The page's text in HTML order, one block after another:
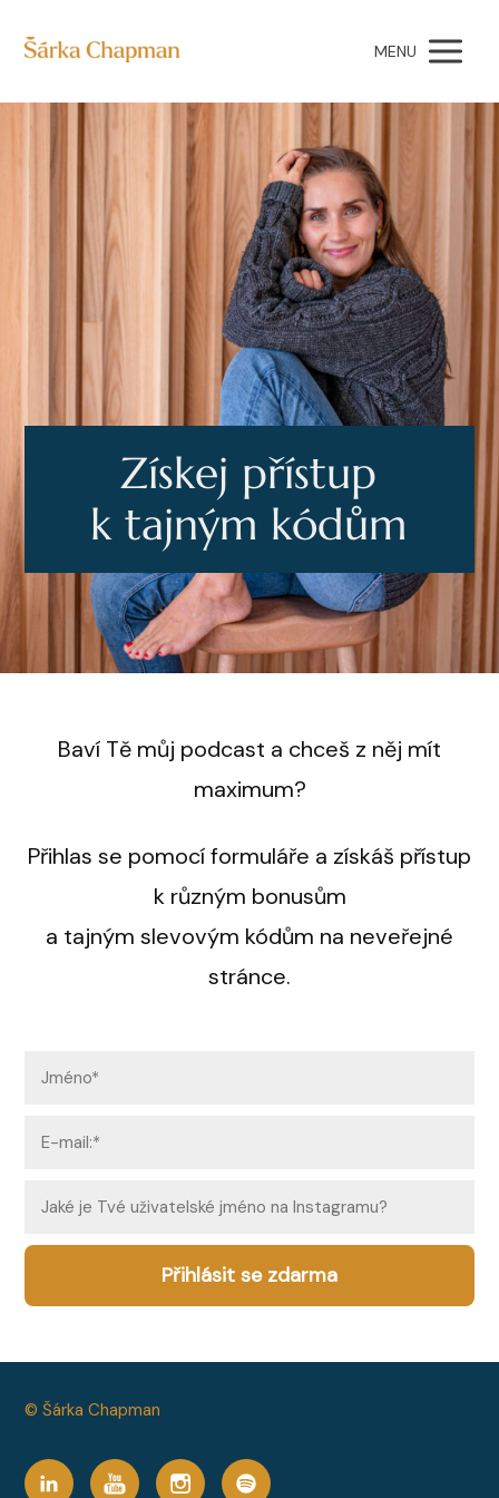
MENU
Získej přístup
k tajným kódům
Baví Tě můj podcast a chceš z něj mít
maximum?
Přihlas se pomocí formuláře a získáš přístup
k různým bonusům
a tajným slevovým kódům na neveřejné
stránce.
Přihlásit se zdarma
© Šárka Chapman